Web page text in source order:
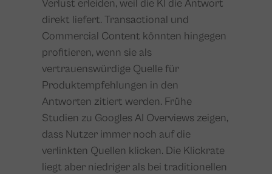
Verlust erleiden, weil die KI die Antwort
direkt liefert. Transactional und
Commercial Content könnten hingegen
profitieren, wenn sie als
vertrauenswürdige Quelle für
Produktempfehlungen in den
Antworten zitiert werden. Frühe
Studien zu Googles AI Overviews zeigen,
dass Nutzer immer noch auf die
verlinkten Quellen klicken. Die Klickrate
liegt aber niedriger als bei traditionellen